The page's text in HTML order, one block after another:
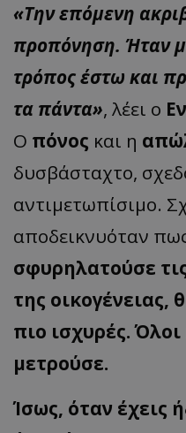
«Την επόμενη
προπόνηση. Ήταν
τρόπος έστω και
τα πάντα», λέει ο
Ο πόνος και η
δυσβάσταχτο,
αντιμετωπίσιμο.
αποδεικνυόταν
σφυρηλατούσε
της οικογένειας,
πιο ισχυρές. Όλοι
μετρούσε.
Ίσως, όταν έχεις